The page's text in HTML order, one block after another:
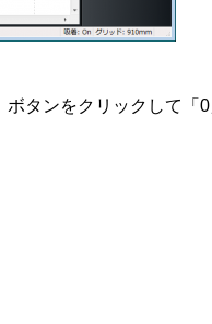
タンをクリックして「0